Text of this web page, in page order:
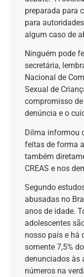
preparada para
para
algum caso de
Ninguém pode
secretária,
Nacional de
Sexual de
compromisso
denúncia e o
Dilma informou
feitas de forma
também
CREAS e nos
Segundo
abusadas no
anos de idade.
adolescentes
nosso país e há
somente 7,5%
denunciados às
números na